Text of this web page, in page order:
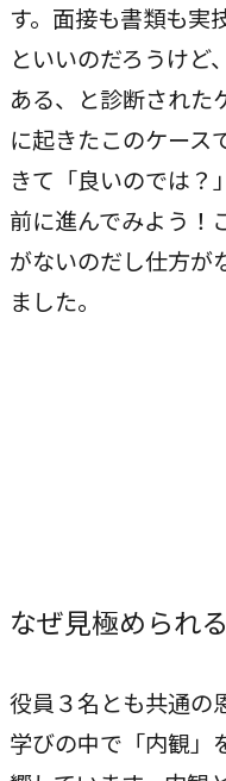
す。面接も書類も実
といいのだろうけど
ある、と診断された
に起きたこのケース
きて「良いのでは？
前に進んでみよう！
がないのだし仕方が
ました。
なぜ見極められ
役員３名とも共通の
学びの中で「内観」